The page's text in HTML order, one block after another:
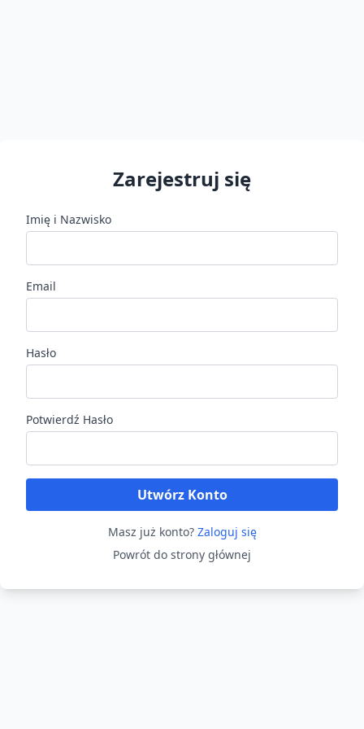
Zarejestruj się
Imię i Nazwisko
Email
Hasło
Potwierdź Hasło
Utwórz Konto
Masz już konto? Zaloguj się
Powrót do strony głównej